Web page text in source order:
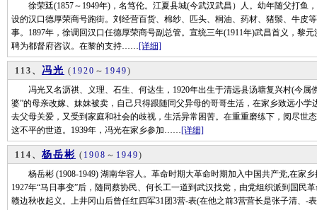
徐荣廷(1857～1949年)，名笃伦。江夏县城(今武汉武昌）人。幼年随父打鱼
设的汉口德厚荣商号跑街。刘经营百货、棉纱、匹头、桐油、药材、猪鬃、牛皮
事。1897年，徐调回汉口任德厚荣商号副总管。宣统三年(1911年)武昌首义，黎
聘为都督府咨议。在黎的支持……[详细]
113、 冯光 ( 1920 ～ 1949)
冯光又名沥祺、义理、石生、何达生，1920年出生于清远县汤塘复兴村(今属
婆”的母亲改嫁、妹妹被卖，自己只得跟随同父异母的哥哥生活，在家乡致远小
去父母关爱，又受到家庭和社会的歧视，生活异常困苦。在重重磨练下，阅尽世
这不平的世道。1939年，冯光在家乡参加……[详细]
114、 杨岳彬 ( 1908 ～ 1949)
杨岳彬 (1908-1949) 湖南华容人。革命时期大革命时期加入中国共产党,在家
1927年“马日事变”后，随同蔡协民、何长工一道到武汉找党，由党组织派到国民
赣边秋收起义。上井冈山后曾任红四军31团3营-表(在他之前3营营长是张子清、-